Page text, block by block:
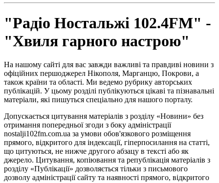
"Радіо Ностальжі 102.4FM" -
"Хвиля гарного настрою"
На нашому сайті для вас завжди важливі та правдиві новини з
офіційних першоджерел Нікополя, Марганцю, Покрови, а
також країни та області. Ми ведемо рубрику авторських
публікацій. У цьому розділі публікуються цікаві та пізнавальні
матеріали, які пишуться спеціально для нашого порталу.
Допускається цитування матеріалів з розділу «Новини» без
отримання попередньої згоди з боку адміністрації
nostalji102fm.com.ua за умови обов'язкового розміщення
прямого, відкритого для індексації, гіперпосилання на статті,
що цитуються, не нижче другого абзацу в тексті або як
джерело. Цитування, копіювання та републікація матеріалів з
розділу «Публікації» дозволяється тільки з письмового
дозволу адміністрації сайту та наявності прямого, відкритого